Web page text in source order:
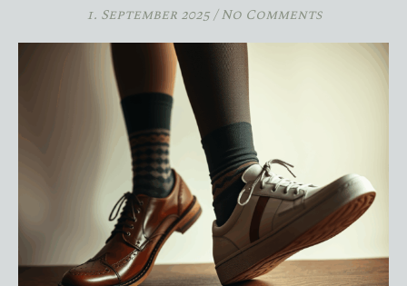
1. September 2025/ No Comments